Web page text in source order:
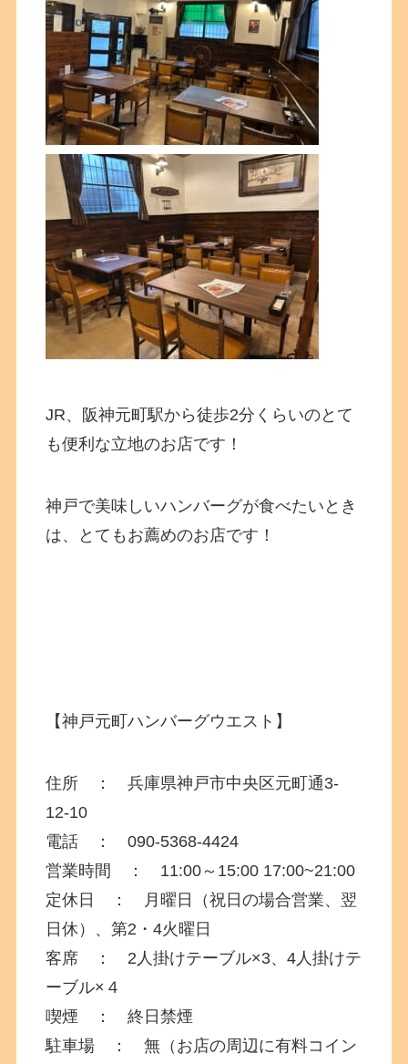
JR、阪神元町駅から徒歩2分くらいのとて
も便利な立地のお店です！
神戸で美味しいハンバーグが食べたいとき
は、とてもお薦めのお店です！
【神戸元町ハンバーグウエスト】
住所 ： 兵庫県神戸市中央区元町通3-
12-10
電話 ： 090-5368-4424
営業時間 ： 11:00～15:00 17:00~21:00
定休日 ： 月曜日（祝日の場合営業、翌
日休）、第2・4火曜日
客席 ： 2人掛けテーブル×3、4人掛けテ
ーブル×４
喫煙 ： 終日禁煙
駐車場 ：無（お店の周辺に有料コイン